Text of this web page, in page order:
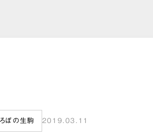
ぼの生駒 2019.03.11